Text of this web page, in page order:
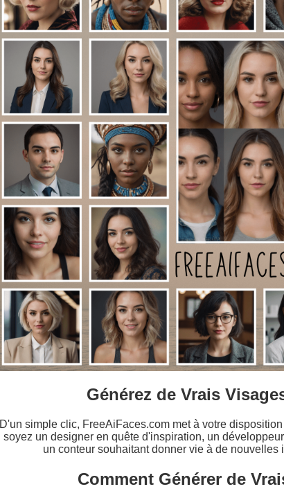
Générez de Vrais
D'un simple clic, FreeAiFaces.com met à votre
soyez un designer en quête d'inspiration, un
un conteur souhaitant donner vie à de nouvelles
Comment Générer de